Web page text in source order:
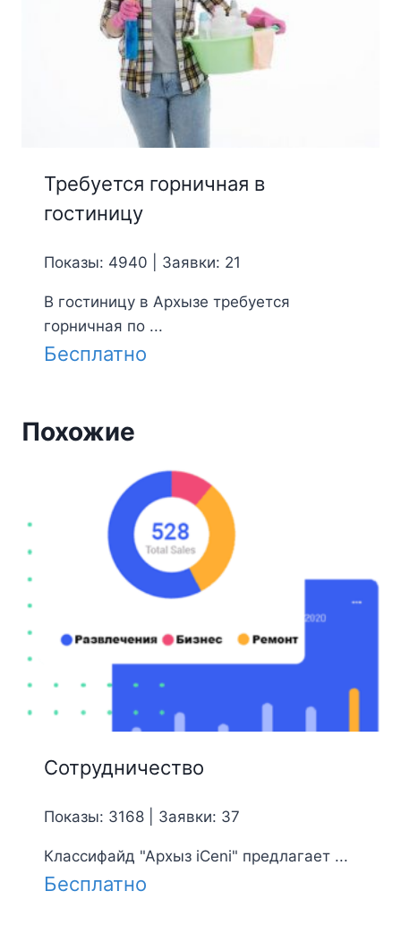
Требуется горничная в
гостиницу
Показы: 4940 | Заявки: 21
В гостиницу в Архызе требуется
горничная по ...
Бесплатно
Похожие
Сотрудничество
Показы: 3168 | Заявки: 37
Классифайд "Архыз iCeni" предлагает ...
Бесплатно